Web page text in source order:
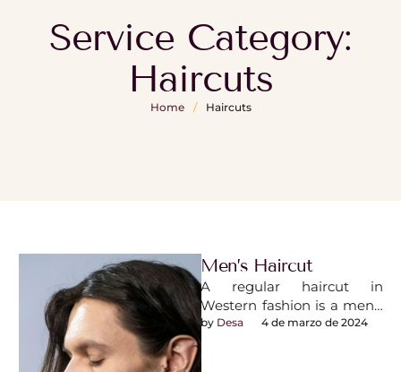
Service Category:
Haircuts
Home / Haircuts
Men’s Haircut
A regular haircut in
Western fashion is a men’s
and boys’ hairstyle
featuring hair long enough
to comb …
by Desa 4 de marzo de 2024